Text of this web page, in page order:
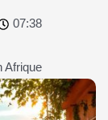
07:38
Afrique